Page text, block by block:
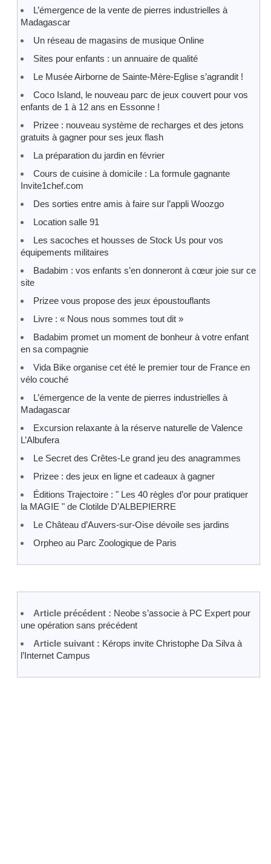
L’émergence de la vente de pierres industrielles à
Madagascar
Un réseau de magasins de musique Online
Sites pour enfants : un annuaire de qualité
Le Musée Airborne de Sainte-Mère-Eglise s’agrandit !
Coco Island, le nouveau parc de jeux couvert pour vos
enfants de 1 à 12 ans en Essonne !
Prizee : nouveau système de recharges et des jetons
gratuits à gagner pour ses jeux flash
La préparation du jardin en février
Cours de cuisine à domicile : La formule gagnante
Invite1chef.com
Des sorties entre amis à faire sur l’appli Woozgo
Location salle 91
Les sacoches et housses de Stock Us pour vos
équipements militaires
Badabim : vos enfants s’en donneront à cœur joie sur ce
site
Prizee vous propose des jeux époustouflants
Livre : « Nous nous sommes tout dit »
Badabim promet un moment de bonheur à votre enfant
en sa compagnie
Vida Bike organise cet été le premier tour de France en
vélo couché
L’émergence de la vente de pierres industrielles à
Madagascar
Excursion relaxante à la réserve naturelle de Valence
L’Albufera
Le Secret des Crêtes-Le grand jeu des anagrammes
Prizee : des jeux en ligne et cadeaux à gagner
Éditions Trajectoire : " Les 40 règles d’or pour pratiquer
la MAGIE " de Clotilde D’ALBEPIERRE
Le Château d’Auvers-sur-Oise dévoile ses jardins
Orpheo au Parc Zoologique de Paris
Article précédent : Neobe s’associe à PC Expert pour
une opération sans précédent
Article suivant : Kérops invite Christophe Da Silva à
l’Internet Campus